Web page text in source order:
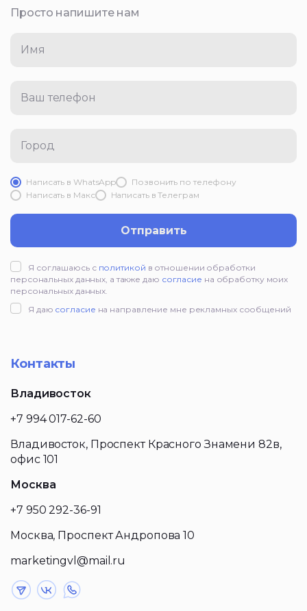
Просто напишите нам
Имя
Ваш телефон
Город
Написать в WhatsApp
Позвонить по телефону
Написать в Mакс
Написать в Телеграм
Отправить
Я соглашаюсь с политикой в отношении обработки
персональных данных, а также даю согласие на обработку моих
персональных данных.
Я даю согласие на направление мне рекламных сообщений
Контакты
Владивосток
+7 994 017-62-60
Владивосток, Проспект Красного Знамени 82в,
офис 101
Москва
+7 950 292-36-91
Москва, Проспект Андропова 10
marketingvl@mail.ru